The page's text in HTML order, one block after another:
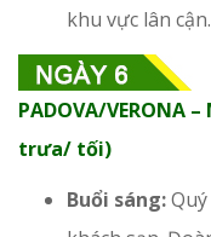
khu vực lân cận.
PADOVA/VERONA
trưa/ tối)
Buổi sáng: